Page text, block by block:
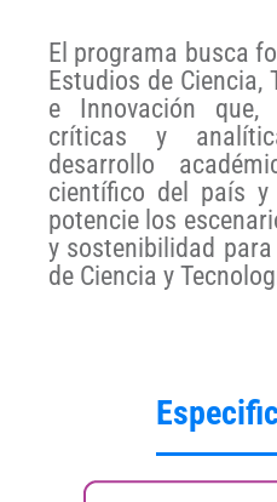
El programa busca
Estudios de Ciencia,
e Innovación que,
críticas y
desarrollo
científico del país
potencie los
y sostenibilidad
de Ciencia y